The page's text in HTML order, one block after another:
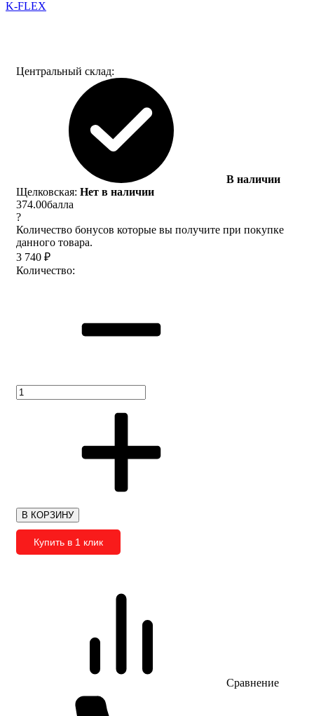
K-FLEX
Центральный склад:
В наличии
Щелковская: Нет в наличии
374.00балла
?
Количество бонусов которые вы получите при покупке
данного товара.
3 740 ₽
Количество:
В КОРЗИНУ
Купить в 1 клик
Сравнение